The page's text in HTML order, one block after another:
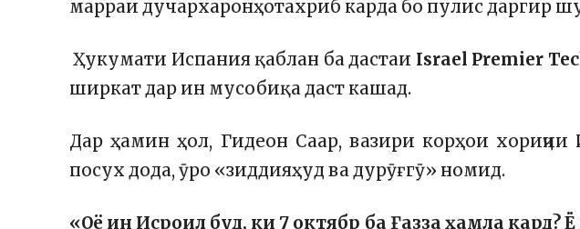
марраи дучархаронҳотахриб карда бо пулис даргир
Ҳукумати Испания қаблан ба дастаи Israel Premier
ширкат дар ин мусобиқа даст кашад.
Дар ҳамин ҳол, Гидеон Саар, вазири корҳои хориҷии
посух дода, ӯро «зиддияҳуд ва дурӯғгӯ» номид.
«Оё ин Исроил буд, ки 7 октябр ба Ғазза ҳамла кард?